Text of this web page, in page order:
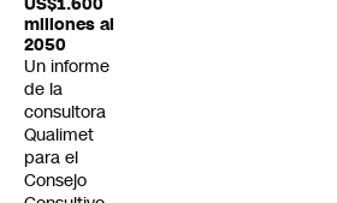
millones al
2050
Un informe
de la
consultora
Qualimet
para el
Consejo